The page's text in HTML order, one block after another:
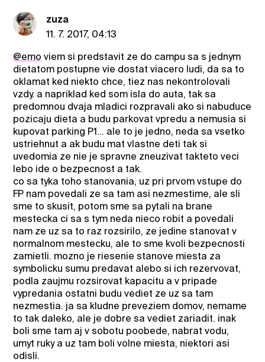
zuza
11. 7. 2017, 04:13
@emo viem si predstavit ze do campu sa s jednym
dietatom postupne vie dostat viacero ludi, da sa to
oklamat ked niekto chce, tiez nas nekontrolovali
vzdy. a napriklad ked som isla do auta, tak sa
predomnou dvaja mladici rozpravali ako si nabuduce
pozicaju dieta a budu parkovat vpredu a nemusia si
kupovat parking P1... ale to je jedno, neda sa vsetko
ustriehnut a ak budu mat vlastne deti tak si
uvedomia ze nie je spravne zneuzivat takteto veci
lebo ide o bezpecnost a tak.
co sa tyka toho stanovania, uz pri prvom vstupe do
FP nam povedali ze sa tam asi nezmestime, ale sli
sme to skusit, potom sme sa pytali na brane
mestecka ci sa s tym neda nieco robit a povedali
nam ze uz sa to raz rozsirilo, ze jedine stanovat v
normalnom mestecku, ale to sme kvoli bezpecnosti
zamietli. mozno je riesenie stanove miesta za
symbolicku sumu predavat alebo si ich rezervovat,
podla zaujmu rozsirovat kapacitu a v pripade
vypredania ostatni budu vediet ze uz sa tam
nezmestia. ja sa kludne preveziem domov, nemame
to tak daleko, ale je dobre sa vediet zariadit. inak
boli sme tam aj v sobotu poobede, nabrat vodu,
umyt ruky a uz tam boli volne miesta, niektori asi
odisli.